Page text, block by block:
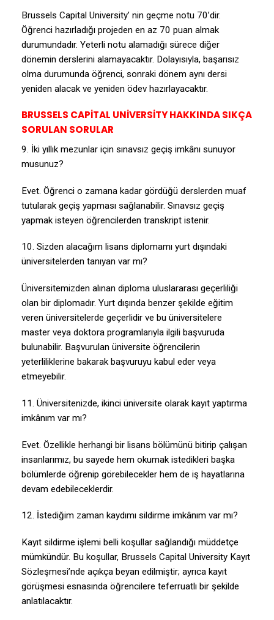
Brussels Capital University’ nin geçme notu 70’dir.
Öğrenci hazırladığı projeden en az 70 puan almak
durumundadır. Yeterli notu alamadığı sürece diğer
dönemin derslerini alamayacaktır. Dolayısıyla, başarısız
olma durumunda öğrenci, sonraki dönem aynı dersi
yeniden alacak ve yeniden ödev hazırlayacaktır.
BRUSSELS CAPİTAL UNİVERSİTY HAKKINDA SIKÇA
SORULAN SORULAR
9. İki yıllık mezunlar için sınavsız geçiş imkânı sunuyor
musunuz?
Evet. Öğrenci o zamana kadar gördüğü derslerden muaf
tutularak geçiş yapması sağlanabilir. Sınavsız geçiş
yapmak isteyen öğrencilerden transkript istenir.
10. Sizden alacağım lisans diplomamı yurt dışındaki
üniversitelerden tanıyan var mı?
Üniversitemizden alınan diploma uluslararası geçerliliği
olan bir diplomadır. Yurt dışında benzer şekilde eğitim
veren üniversitelerde geçerlidir ve bu üniversitelere
master veya doktora programlarıyla ilgili başvuruda
bulunabilir. Başvurulan üniversite öğrencilerin
yeterliliklerine bakarak başvuruyu kabul eder veya
etmeyebilir.
11. Üniversitenizde, ikinci üniversite olarak kayıt yaptırma
imkânım var mı?
Evet. Özellikle herhangi bir lisans bölümünü bitirip çalışan
insanlarımız, bu sayede hem okumak istedikleri başka
bölümlerde öğrenip görebilecekler hem de iş hayatlarına
devam edebileceklerdir.
12. İstediğim zaman kaydımı sildirme imkânım var mı?
Kayıt sildirme işlemi belli koşullar sağlandığı müddetçe
mümkündür. Bu koşullar, Brussels Capital University Kayıt
Sözleşmesi’nde açıkça beyan edilmiştir; ayrıca kayıt
görüşmesi esnasında öğrencilere teferruatlı bir şekilde
anlatılacaktır.